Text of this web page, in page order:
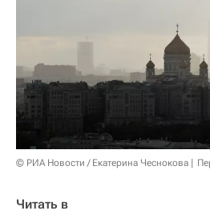
© РИА Новости / Екатерина Чеснокова
Читать в